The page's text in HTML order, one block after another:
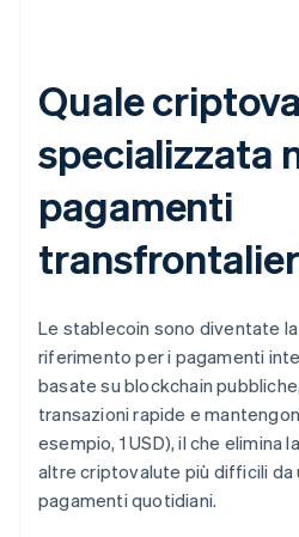
Quale
specializzata
pagamenti
Le stablecoin sono diventate
riferimento per i pagamenti
basate su blockchain
transazioni rapide e
esempio, 1 USD), il che elimina
altre criptovalute più difficili da
pagamenti quotidiani.